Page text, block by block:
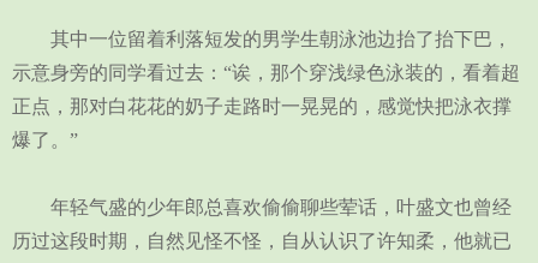
其中一位留着利落短发的男学生朝泳池边抬了抬下巴，
示意身旁的同学看过去：“诶，那个穿浅绿色泳装的，看着超
正点，那对白花花的奶子走路时一晃晃的，感觉快把泳衣撑
爆了。”
年轻气盛的少年郎总喜欢偷偷聊些荤话，叶盛文也曾经
历过这段时期，自然见怪不怪，自从认识了许知柔，他就已